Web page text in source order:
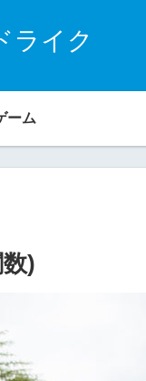
ライク
ーム
)